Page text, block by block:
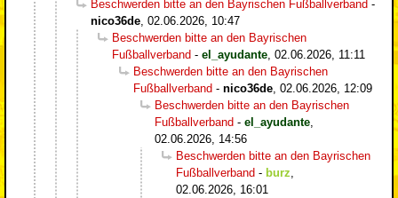
Beschwerden bitte an den Bayrischen Fußballverband -
nico36de, 02.06.2026, 10:47
Beschwerden bitte an den Bayrischen
Fußballverband - el_ayudante, 02.06.2026, 11:11
Beschwerden bitte an den Bayrischen
Fußballverband - nico36de, 02.06.2026, 12:09
Beschwerden bitte an den Bayrischen
Fußballverband - el_ayudante,
02.06.2026, 14:56
Beschwerden bitte an den Bayrischen
Fußballverband - burz,
02.06.2026, 16:01